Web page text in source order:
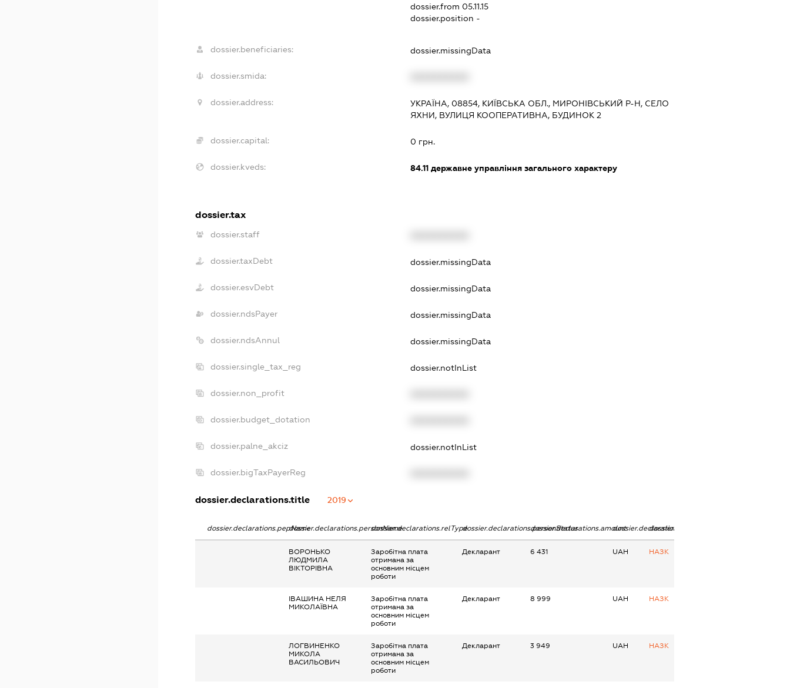
dossier.from 05.11.15
dossier.position -
dossier.beneficiaries: dossier.missingData
dossier.smida:
dossier.address:
УКРАЇНА, 08854, КИЇВСЬКА ОБЛ., МИРОНІВСЬКИЙ Р-Н, СЕЛО
ЯХНИ, ВУЛИЦЯ КООПЕРАТИВНА, БУДИНОК 2
dossier.capital: 0 грн.
dossier.kveds: 84.11 державне управління загального характеру
dossier.tax
dossier.staff
dossier.taxDebt dossier.missingData
dossier.esvDebt dossier.missingData
dossier.ndsPayer dossier.missingData
dossier.ndsAnnul dossier.missingData
dossier.single_tax_reg dossier.notInList
dossier.non_profit
dossier.budget_dotation
dossier.palne_akciz dossier.notInList
dossier.bigTaxPayerReg
dossier.declarations.title 2019
dossier.declarations.pepNamedossier.declarations.personNamedossier.declarations.relTypedossier.declarations.personStatusdossier.declarations.amountdossier.declarations.currency
dossier.declarations.source
ВОРОНЬКО
ЛЮДМИЛА
ВІКТОРІВНА
Заробітна плата
отримана за
основним місцем
роботи
Декларант 6 431 UAH НАЗК
ІВАШИНА НЕЛЯ
МИКОЛАЇВНА
Заробітна плата
отримана за
основним місцем
роботи
Декларант 8 999 UAH НАЗК
ЛОГВИНЕНКО
МИКОЛА
ВАСИЛЬОВИЧ
Заробітна плата
отримана за
основним місцем
роботи
Декларант 3 949 UAH НАЗК